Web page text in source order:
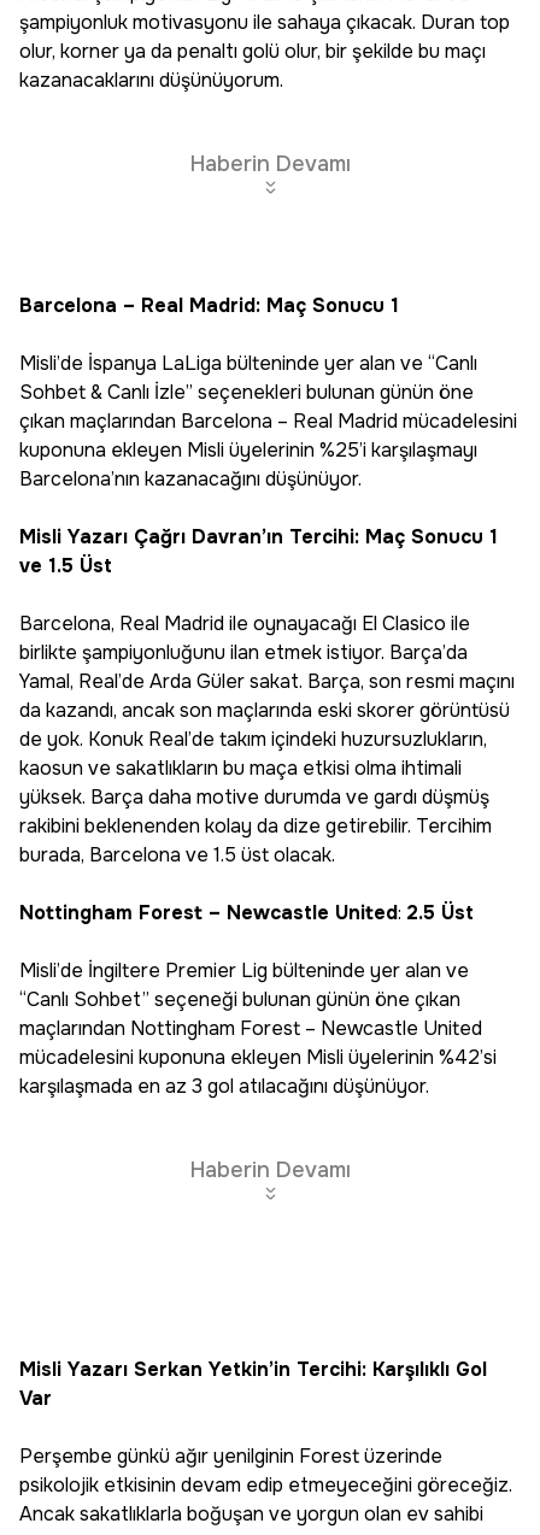
şampiyonluk motivasyonu ile sahaya çıkacak. Duran top
olur, korner ya da penaltı golü olur, bir şekilde bu maçı
kazanacaklarını düşünüyorum.
Haberin Devamı
Barcelona – Real Madrid: Maç Sonucu 1
Misli’de İspanya LaLiga bülteninde yer alan ve “Canlı
Sohbet & Canlı İzle” seçenekleri bulunan günün öne
çıkan maçlarından Barcelona – Real Madrid mücadelesini
kuponuna ekleyen Misli üyelerinin %25’i karşılaşmayı
Barcelona’nın kazanacağını düşünüyor.
Misli Yazarı Çağrı Davran’ın Tercihi: Maç Sonucu 1
ve 1.5 Üst
Barcelona, Real Madrid ile oynayacağı El Clasico ile
birlikte şampiyonluğunu ilan etmek istiyor. Barça’da
Yamal, Real’de Arda Güler sakat. Barça, son resmi maçını
da kazandı, ancak son maçlarında eski skorer görüntüsü
de yok. Konuk Real’de takım içindeki huzursuzlukların,
kaosun ve sakatlıkların bu maça etkisi olma ihtimali
yüksek. Barça daha motive durumda ve gardı düşmüş
rakibini beklenenden kolay da dize getirebilir. Tercihim
burada, Barcelona ve 1.5 üst olacak.
Nottingham Forest – Newcastle United: 2.5 Üst
Misli’de İngiltere Premier Lig bülteninde yer alan ve
“Canlı Sohbet” seçeneği bulunan günün öne çıkan
maçlarından Nottingham Forest – Newcastle United
mücadelesini kuponuna ekleyen Misli üyelerinin %42’si
karşılaşmada en az 3 gol atılacağını düşünüyor.
Haberin Devamı
Misli Yazarı Serkan Yetkin’in Tercihi: Karşılıklı Gol
Var
Perşembe günkü ağır yenilginin Forest üzerinde
psikolojik etkisinin devam edip etmeyeceğini göreceğiz.
Ancak sakatlıklarla boğuşan ve yorgun olan ev sahibi